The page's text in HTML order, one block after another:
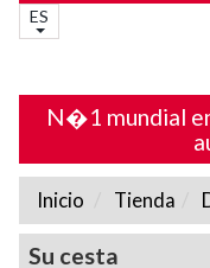
ES
N�1 mundial
Inicio Tienda
Su cesta